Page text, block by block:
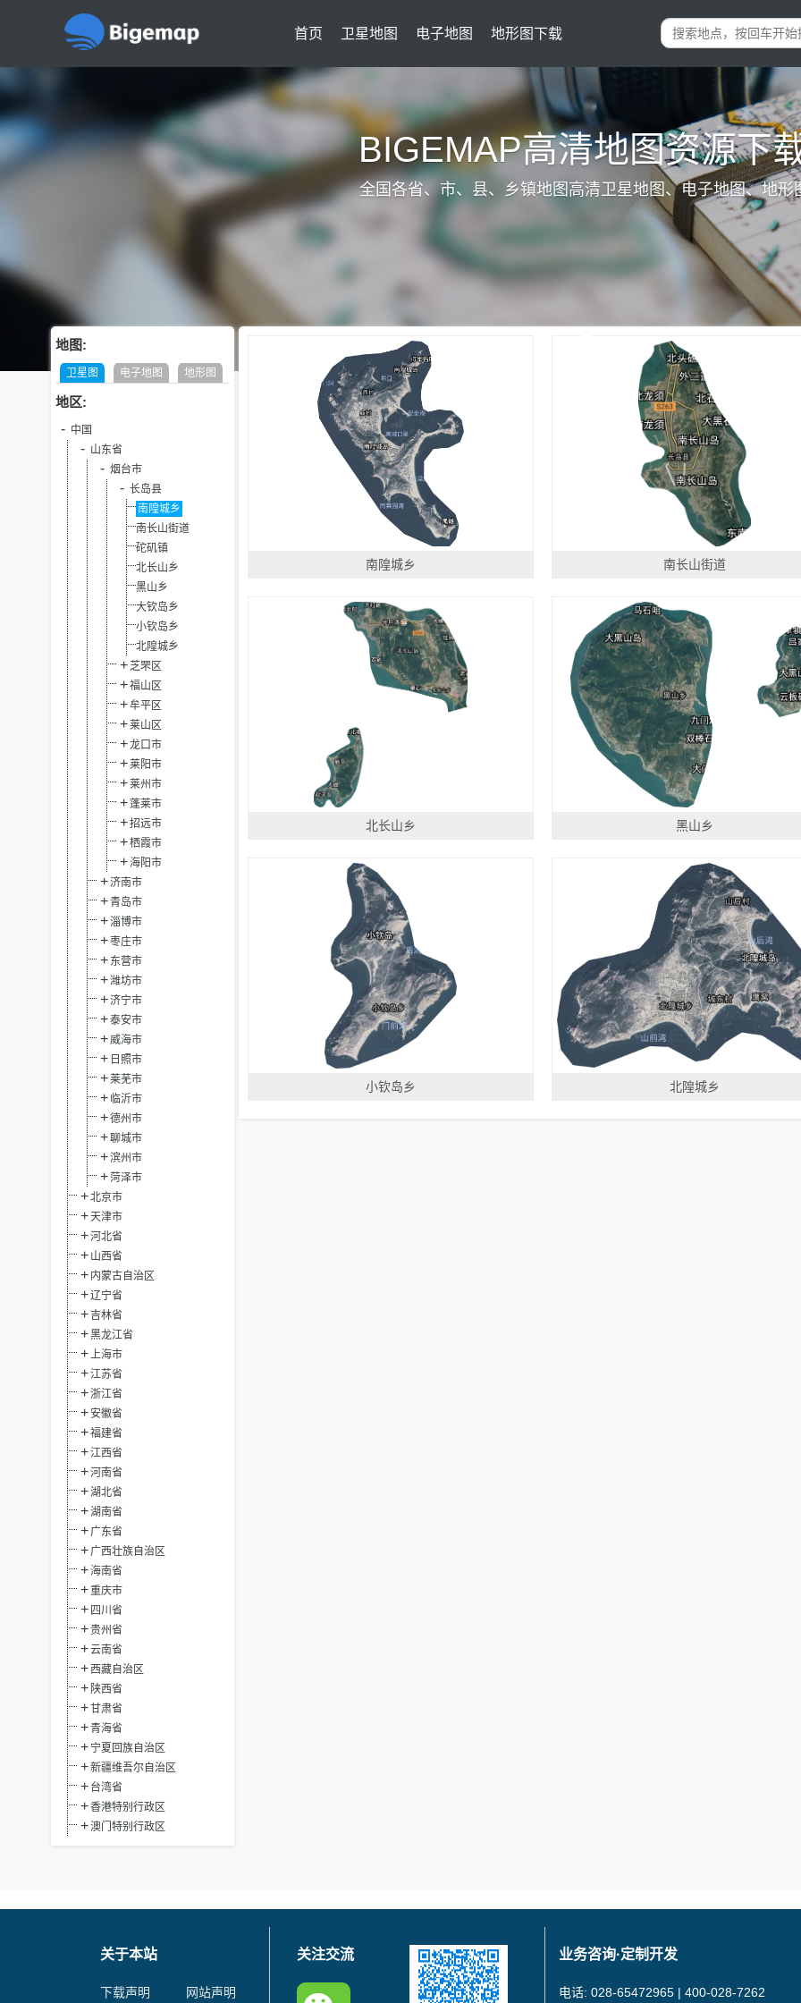
首页 卫星地图 电子地图 地形图下载
BIGEMAP高清地图资源下
全国各省、市、县、乡镇地图高清卫星地图、电子地图、地形
地图:
卫星图 电子地图 地形图
地区:
中国
山东省
烟台市
长岛县
南隍城乡
南长山街道
砣矶镇
北长山乡
黑山乡
大钦岛乡
小钦岛乡
北隍城乡
芝罘区
福山区
牟平区
莱山区
龙口市
莱阳市
莱州市
蓬莱市
招远市
栖霞市
海阳市
济南市
青岛市
淄博市
枣庄市
东营市
潍坊市
济宁市
泰安市
威海市
日照市
莱芜市
临沂市
德州市
聊城市
滨州市
菏泽市
北京市
天津市
河北省
山西省
内蒙古自治区
辽宁省
吉林省
黑龙江省
上海市
江苏省
浙江省
安徽省
福建省
江西省
河南省
湖北省
湖南省
广东省
广西壮族自治区
海南省
重庆市
四川省
贵州省
云南省
西藏自治区
陕西省
甘肃省
青海省
宁夏回族自治区
新疆维吾尔自治区
台湾省
香港特别行政区
澳门特别行政区
南隍城乡 南长山街道
北长山乡 黑山乡
小钦岛乡 北隍城乡
关于本站
下载声明 网站声明
关注交流 业务咨询·定制开发
电话: 028-65472965 | 400-028-7262